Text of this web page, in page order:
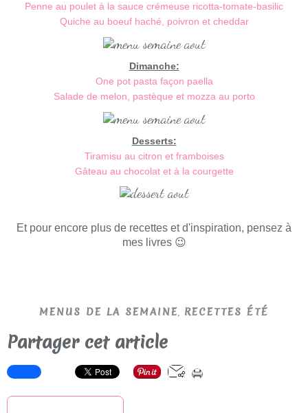
Penne au poulet à la sauce crémeuse ricotta-tomate-basilic
Quiche au boeuf haché, poivron et cheddar
Dimanche:
One pot pasta façon paella
Salade de melon, pastèque et mozza au porto
Desserts:
Tiramisu au citron et framboises
Gâteau au chocolat et à la courgette
Et pour encore plus de recettes et d'inspiration, pensez à
mes livres 😉
MENUS DE LA SEMAINE, RECETTES ÉTÉ
Partager cet article